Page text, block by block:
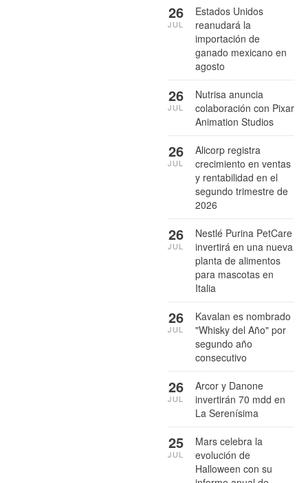
Estados Unidos
reanudará la
importación de
ganado mexicano en
agosto
26
JUL
Nutrisa anuncia
colaboración con Pixar
Animation Studios
26
JUL
Alicorp registra
crecimiento en ventas
y rentabilidad en el
segundo trimestre de
2026
26
JUL
Nestlé Purina PetCare
invertirá en una nueva
planta de alimentos
para mascotas en
Italia
26
JUL
Kavalan es nombrado
"Whisky del Año" por
segundo año
consecutivo
26
JUL
Arcor y Danone
invertirán 70 mdd en
La Serenísima
26
JUL
Mars celebra la
evolución de
Halloween con su
25
JUL